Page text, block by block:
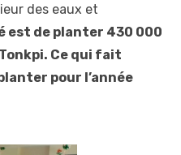
des eaux et
est de planter 430 000
Ce qui fait
pour l’année